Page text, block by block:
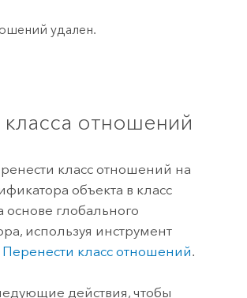
удален.
отношений
класс отношений на
объекта в класс
глобального
используя инструмент
Перенести класс отношений.
действия, чтобы